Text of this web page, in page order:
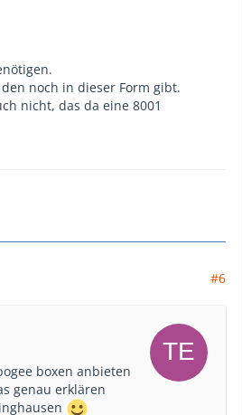
noch in dieser Form gibt.
nicht, das da eine 8001
#6
boxen anbieten
genau erklären